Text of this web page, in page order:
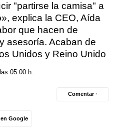
"partirse la camisa" a
explica la CEO, Aída
que hacen de
asesoría. Acaban de
Unidos y Reino Unido
05:00 h.
Google
Comentar ·